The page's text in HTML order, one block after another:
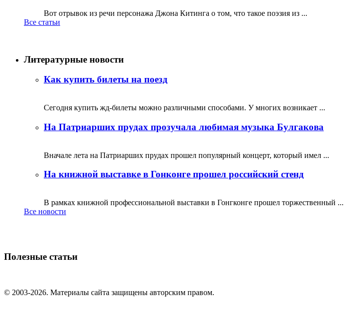
Вот отрывок из речи персонажа Джона Китинга о том, что такое поэзия из ...
Все статьи
Литературные новости
Как купить билеты на поезд
Сегодня купить жд-билеты можно различными способами. У многих возникает ...
На Патриарших прудах прозучала любимая музыка Булгакова
Вначале лета на Патриарших прудах прошел популярный концерт, который имел ...
На книжной выставке в Гонконге прошел российский стенд
В рамках книжной профессиональной выставки в Гонгконге прошел торжественный ...
Все новости
Полезные статьи
© 2003-2026. Материалы сайта защищены авторским правом.